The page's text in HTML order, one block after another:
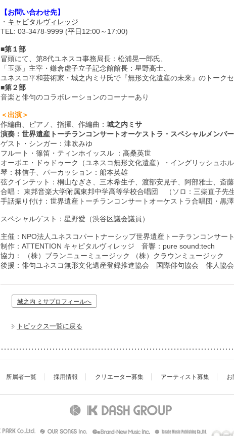
【お問い合わせ先】
・ キャピタルヴィレッジ
TEL: 03-3478-9999 (平日12:00～17:00)
■第１部
冒頭にて、第8代ユネスコ事務局長：松浦晃一郎氏、
「玉藻」主宰・鎌倉虚子立子記念館館長：星野高士、
ユネスコ平和芸術家・城之内ミサ氏で『無形文化遺産の未来』のトークセ
■第２部
音楽と俳句のコラボレーションのコーナーあり
＜出演＞
作編曲、ピアノ、指揮、作編曲： 城之内ミサ
演奏：世界遺産トーチランコンサートオーケストラ・スペシャルメンバー
ゲスト・シンガー：津吹みゆ
フルート・篠笛・ティンホイッスル ：高桑英世
オーボエ・ドゥドゥーク（ユネスコ無形文化遺産）・イングリッシュホ
琴：林信子、パーカッション：船本英雄
弦クインテット：桐山なぎさ、三木希生子、渡部安見子、阿部雅士、斎
合唱： 東邦音楽大学附属東邦中学高等学校合唱団 （ソロ：三柴直子先生
手話振り付け：世界遺産トーチランコンサートオーケストラ合唱団・黒
スペシャルゲスト：星野愛（渋谷区議会議員）
主催：NPO法人ユネスコパートナーシップ世界遺産トーチランコンサー
制作：ATTENTION キャピタルヴィレッジ 音響：pure sound:tech
協力： （株）ブランニューミュージック （株）クラウンミュージック
後援：俳句ユネスコ無形文化遺産登録推進協会 国際俳句協会 俳人協
城之内 ミサプロフィールへ
トピックス一覧に戻る
所属者一覧 採用情報 クリエーター募集 アーティスト募集 お